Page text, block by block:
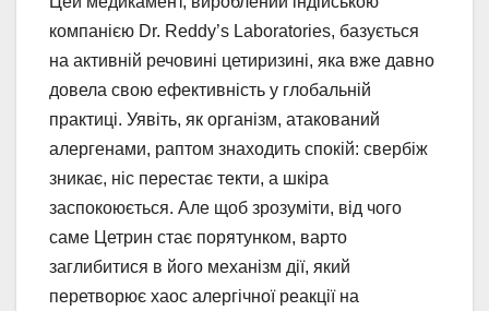
компанією Dr. Reddy’s Laboratories, базується
на активній речовині цетиризині, яка вже давно
довела свою ефективність у глобальній
практиці. Уявіть, як організм, атакований
алергенами, раптом знаходить спокій: свербіж
зникає, ніс перестає текти, а шкіра
заспокоюється. Але щоб зрозуміти, від чого
саме Цетрин стає порятунком, варто
заглибитися в його механізм дії, який
перетворює хаос алергічної реакції на